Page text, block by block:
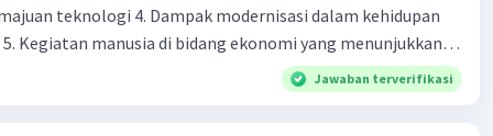
teknologi 4. Dampak modernisasi dalam kehidupan
Kegiatan manusia di bidang ekonomi yang menunjukkan
modernisasi 6. Contoh pengaruh modernisasi di bidang ilmu
pendidikan terhadap pola pikir masyarakat 7. Konsep
Jawaban terverifikasi